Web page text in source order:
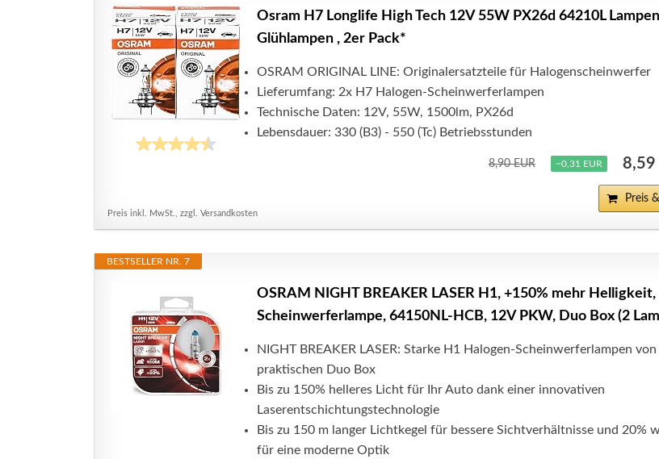
Osram H7 Longlife High Tech 12V 55W PX26d 64210L
Glühlampen , 2er Pack*
OSRAM ORIGINAL LINE: Originalersatzteile für Halogenscheinwerfer
Lieferumfang: 2x H7 Halogen-Scheinwerferlampen
Technische Daten: 12V, 55W, 1500lm, PX26d
Lebensdauer: 330 (B3) - 550 (Tc) Betriebsstunden
8,90 EUR −0,31 EUR 8,59
Preis
Preis inkl. MwSt., zzgl. Versandkosten
BESTSELLER NR. 7
OSRAM NIGHT BREAKER LASER H1, +150% mehr
Scheinwerferlampe, 64150NL-HCB, 12V PKW, Duo Box (2
NIGHT BREAKER LASER: Starke H1 Halogen-Scheinwerferlampen
praktischen Duo Box
Bis zu 150% helleres Licht für Ihr Auto dank einer innovativen
Laserentschichtungstechnologie
Bis zu 150 m langer Lichtkegel für bessere Sichtverhältnisse und 20%
für eine moderne Optik